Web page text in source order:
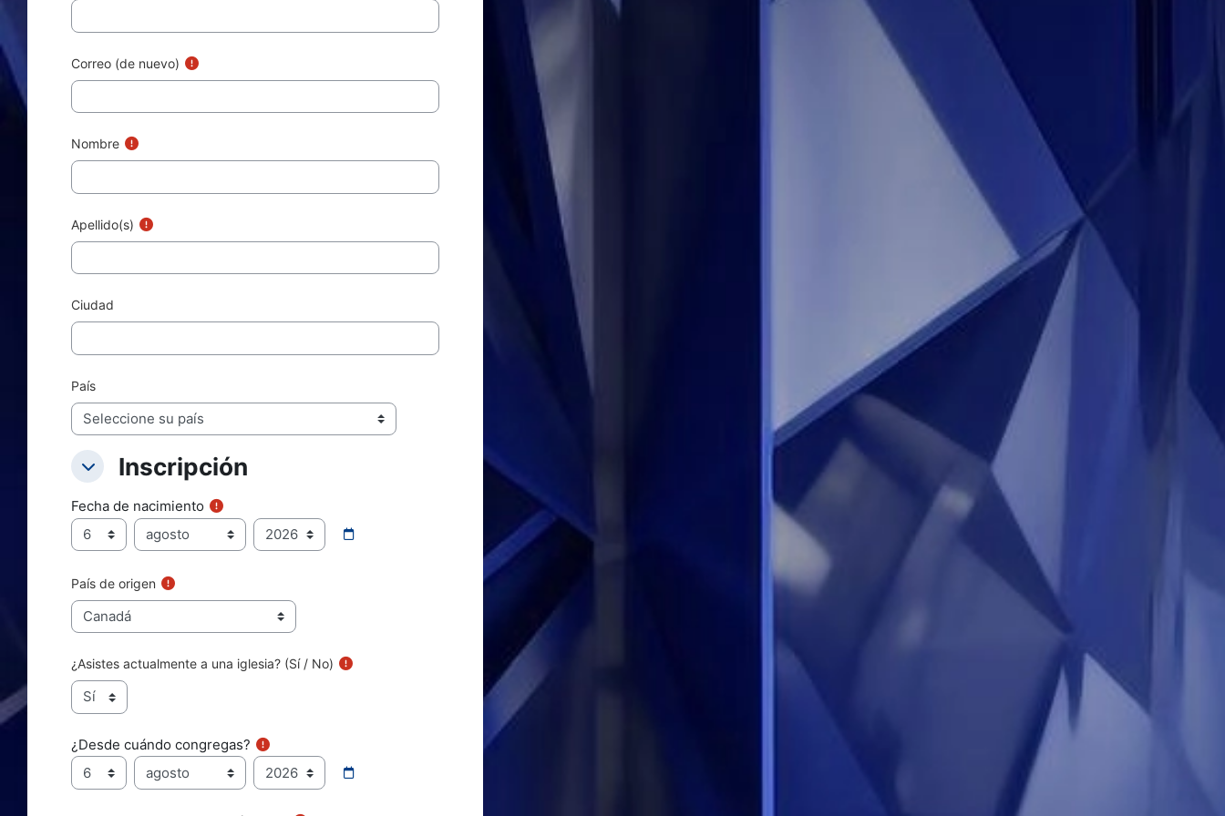
Correo (de nuevo)
Nombre
Apellido(s)
Ciudad
País
Inscripción
InscripciónInscripción
Fecha de nacimiento
Fecha de nacimiento
Día Mes Año
País de origen
¿Asistes actualmente a una iglesia? (Sí / No)
¿Desde cuándo congregas?
¿Desde cuándo congregas?
Día Mes Año